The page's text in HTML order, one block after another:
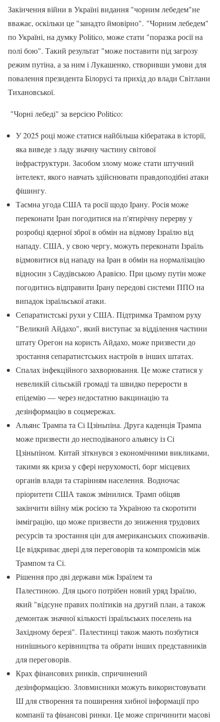
Закінчення війни в Україні видання "чорним лебедем"не
вважає, оскільки це "занадто ймовірно". "Чорним лебедем"
по Україні, на думку Politico, може стати "поразка росії на
полі бою". Такий результат "може поставити під загрозу
режим путіна, а за ним і Лукашенко, створивши умови для
повалення президента Білорусі та прихід до влади Світлани
Тихановської.
"Чорні лебеді" за версією Politico:
У 2025 році може статися найбільша кібератака в історії,
яка виведе з ладу значну частину світової
інфраструктури. Засобом злому може стати штучний
інтелект, якого навчать здійснювати правдоподібні атаки
фішингу.
Таємна угода США та росії щодо Ірану. Росія може
переконати Іран погодитися на п'ятирічну перерву у
розробці ядерної зброї в обмін на відмову Ізраїлю від
нападу. США, у свою чергу, можуть переконати Ізраїль
відмовитися від нападу на Іран в обмін на нормалізацію
відносин з Саудівською Аравією. При цьому путін може
погодитись відправити Ірану передові системи ППО на
випадок ізраїльської атаки.
Сепаратистські рухи у США. Підтримка Трампом руху
"Великий Айдахо", який виступає за відділення частини
штату Орегон на користь Айдахо, може призвести до
зростання сепаратистських настроїв в інших штатах.
Спалах інфекційного захворювання. Це може статися у
невеликій сільській громаді та швидко перерости в
епідемію — через недостатню вакцинацію та
дезінформацію в соцмережах.
Альянс Трампа та Сі Цзіньпіна. Друга каденція Трампа
може призвести до несподіваного альянсу із Сі
Цзіньпіном. Китай зіткнувся з економічними викликами,
такими як криза у сфері нерухомості, борг місцевих
органів влади та старінням населення. Водночас
пріоритети США також змінилися. Трамп обіцяв
закінчити війну між росією та Україною та скоротити
імміграцію, що може призвести до зниження трудових
ресурсів та зростання цін для американських споживачів.
Це відкриває двері для переговорів та компромісів між
Трампом та Сі.
Рішення про дві держави між Ізраїлем та
Палестиною. Для цього потрібен новий уряд Ізраїлю,
який "відсуне правих політиків на другий план, а також
демонтаж значної кількості ізраїльських поселень на
Західному березі". Палестинці також мають позбутися
нинішнього керівництва та обрати інших представників
для переговорів.
Крах фінансових ринків, спричинений
дезінформацією. Зловмисники можуть використовувати
Ш для створення та поширення хибної інформації про
компанії та фінансові ринки. Це може спричинити масові